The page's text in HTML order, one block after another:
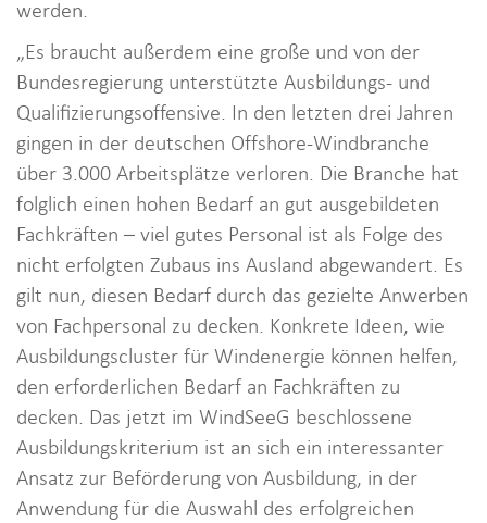
werden.
„Es braucht außerdem eine große und von der
Bundesregierung unterstützte Ausbildungs- und
Qualifizierungsoffensive. In den letzten drei Jahren
gingen in der deutschen Offshore-Windbranche
über 3.000 Arbeitsplätze verloren. Die Branche hat
folglich einen hohen Bedarf an gut ausgebildeten
Fachkräften – viel gutes Personal ist als Folge des
nicht erfolgten Zubaus ins Ausland abgewandert. Es
gilt nun, diesen Bedarf durch das gezielte Anwerben
von Fachpersonal zu decken. Konkrete Ideen, wie
Ausbildungscluster für Windenergie können helfen,
den erforderlichen Bedarf an Fachkräften zu
decken. Das jetzt im WindSeeG beschlossene
Ausbildungskriterium ist an sich ein interessanter
Ansatz zur Beförderung von Ausbildung, in der
Anwendung für die Auswahl des erfolgreichen